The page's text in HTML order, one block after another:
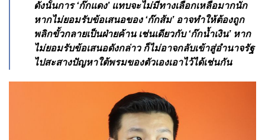
ดังนั้นการ ‘ก๊กแดง’ แทบจะไม่มีทางเลือกเหลือมากนัก
หากไม่ยอมรับข้อเสนอของ ‘ก๊กส้ม’ อาจทำให้ต้องถูก
พลิกขั้วกลายเป็นฝ่ายค้าน เช่นเดียวกับ ‘ก๊กน้ำเงิน’ หาก
ไม่ยอมรับข้อเสนอดังกล่าว ก็ไม่อาจกลับเข้าสู่อำนาจรัฐ
ไปสะสางปัญหาใต้พรมของตัวเองเอาไว้ได้เช่นกัน